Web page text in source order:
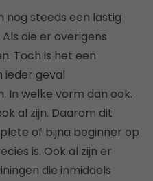
nog steeds een lastig
die er overigens
Toch is het een
ieder geval
In welke vorm dan ook.
al zijn. Daarom dit
of bijna beginner op
is. Ook al zijn er
die inmiddels